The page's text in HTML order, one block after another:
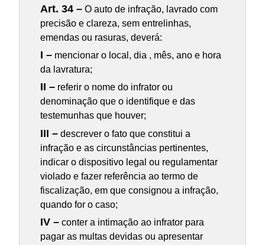
Art. 34 – O auto de infração, lavrado com
precisão e clareza, sem entrelinhas,
emendas ou rasuras, deverá:
I – mencionar o local, dia , mês, ano e hora
da lavratura;
II – referir o nome do infrator ou
denominação que o identifique e das
testemunhas que houver;
III – descrever o fato que constitui a
infração e as circunstâncias pertinentes,
indicar o dispositivo legal ou regulamentar
violado e fazer referência ao termo de
fiscalização, em que consignou a infração,
quando for o caso;
IV – conter a intimação ao infrator para
pagar as multas devidas ou apresentar